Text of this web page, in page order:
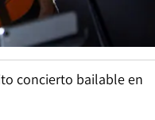
concierto bailable en